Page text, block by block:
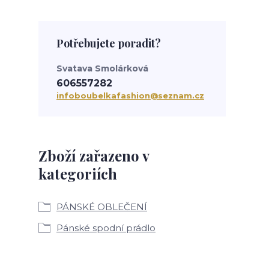
Zboží zařazeno v
kategoriích
PÁNSKÉ OBLEČENÍ
Pánské spodní prádlo
Potřebujete poradit?
Svatava Smolárková
606557282
infoboubelkafashion@seznam.cz